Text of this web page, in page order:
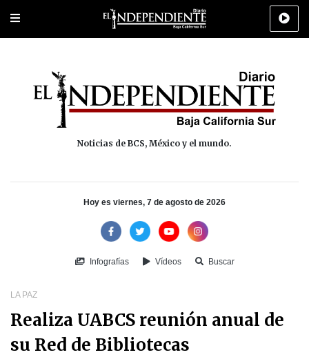
Portada Los Cabos Policiaca Deportes Cultura
Noticias de BCS, México y el mundo.
Hoy es viernes, 7 de agosto de 2026
Infografías Vídeos Buscar
LA PAZ
Realiza UABCS reunión anual de
su Red de Bibliotecas